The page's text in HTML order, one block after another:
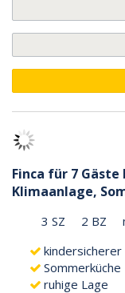
Finca für 7
Klimaanlage,
3 SZ 2 BZ
kindersicherer
Sommerküche
ruhige Lage